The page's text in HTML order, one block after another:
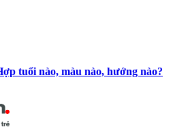
tuổi nào, màu nào, hướng nào?